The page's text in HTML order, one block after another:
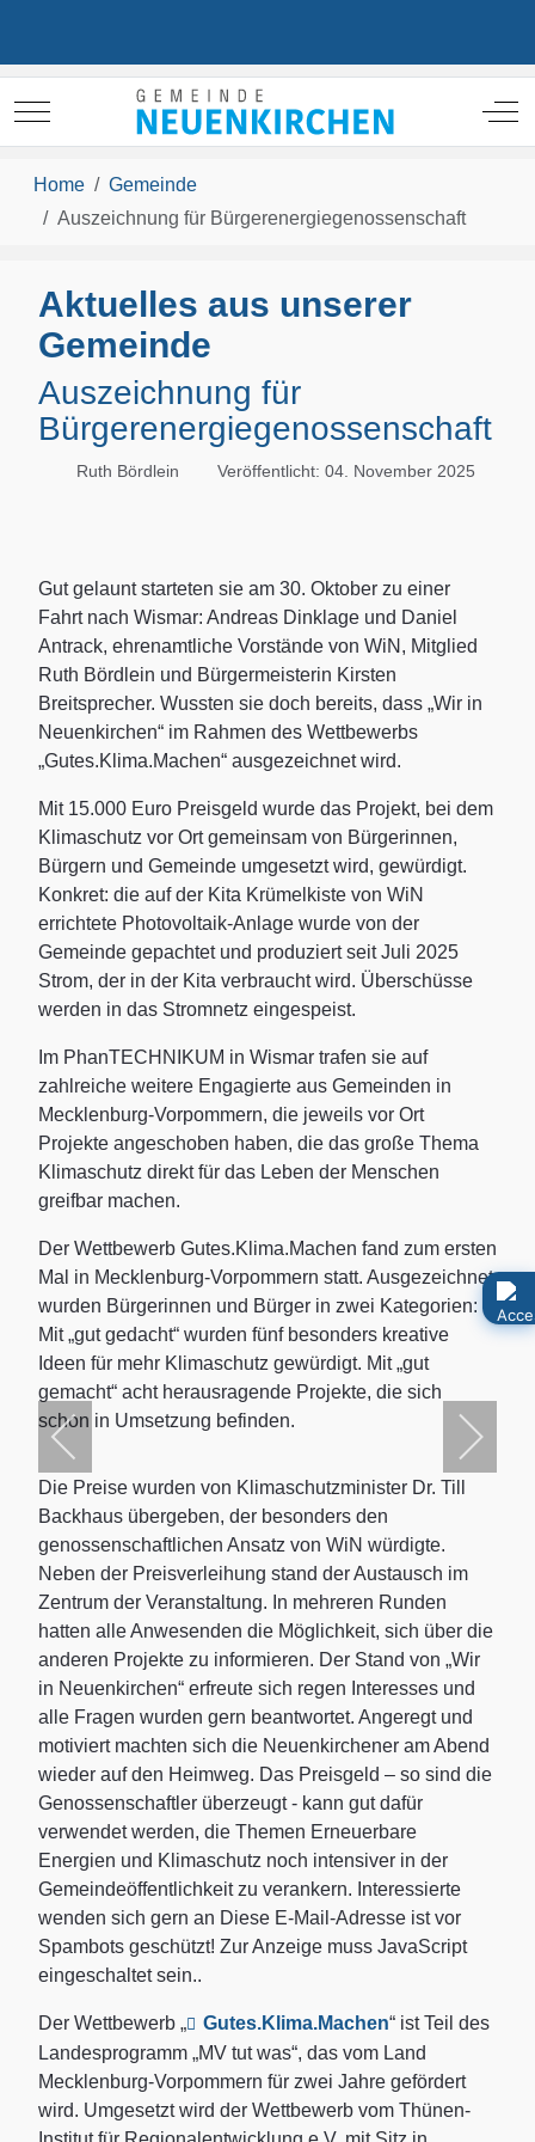
Mobile Menu Toggle Off-
Home
Gemeinde
Auszeichnung für Bürgerenergiegenossenschaft
Aktuelles aus unserer
Gemeinde
Auszeichnung für
Bürgerenergiegenossenschaft
Ruth Bördlein Veröffentlicht: 04. November 2025
Gut gelaunt starteten sie am 30. Oktober zu einer
Fahrt nach Wismar: Andreas Dinklage und Daniel
Antrack, ehrenamtliche Vorstände von WiN, Mitglied
Ruth Bördlein und Bürgermeisterin Kirsten
Breitsprecher. Wussten sie doch bereits, dass „Wir in
Neuenkirchen“ im Rahmen des Wettbewerbs
„Gutes.Klima.Machen“ ausgezeichnet wird.
Mit 15.000 Euro Preisgeld wurde das Projekt, bei dem
Klimaschutz vor Ort gemeinsam von Bürgerinnen,
Bürgern und Gemeinde umgesetzt wird, gewürdigt.
Konkret: die auf der Kita Krümelkiste von WiN
errichtete Photovoltaik-Anlage wurde von der
Gemeinde gepachtet und produziert seit Juli 2025
Strom, der in der Kita verbraucht wird. Überschüsse
werden in das Stromnetz eingespeist.
Im PhanTECHNIKUM in Wismar trafen sie auf
zahlreiche weitere Engagierte aus Gemeinden in
Mecklenburg-Vorpommern, die jeweils vor Ort
Projekte angeschoben haben, die das große Thema
Klimaschutz direkt für das Leben der Menschen
greifbar machen.
Der Wettbewerb Gutes.Klima.Machen fand zum ersten
Mal in Mecklenburg-Vorpommern statt. Ausgezeichnet
wurden Bürgerinnen und Bürger in zwei Kategorien:
Mit „gut gedacht“ wurden fünf besonders kreative
Ideen für mehr Klimaschutz gewürdigt. Mit „gut
gemacht“ acht herausragende Projekte, die sich
schon in Umsetzung befinden.
Die Preise wurden von Klimaschutzminister Dr. Till
Backhaus übergeben, der besonders den
genossenschaftlichen Ansatz von WiN würdigte.
Neben der Preisverleihung stand der Austausch im
Zentrum der Veranstaltung. In mehreren Runden
hatten alle Anwesenden die Möglichkeit, sich über die
anderen Projekte zu informieren. Der Stand von „Wir
in Neuenkirchen“ erfreute sich regen Interesses und
alle Fragen wurden gern beantwortet. Angeregt und
motiviert machten sich die Neuenkirchener am Abend
wieder auf den Heimweg. Das Preisgeld – so sind die
Genossenschaftler überzeugt - kann gut dafür
verwendet werden, die Themen Erneuerbare
Energien und Klimaschutz noch intensiver in der
Gemeindeöffentlichkeit zu verankern. Interessierte
wenden sich gern an Diese E-Mail-Adresse ist vor
Spambots geschützt! Zur Anzeige muss JavaScript
eingeschaltet sein..
Der Wettbewerb „ Gutes.Klima.Machen“ ist Teil des
Landesprogramm „MV tut was“, das vom Land
Mecklenburg-Vorpommern für zwei Jahre gefördert
wird. Umgesetzt wird der Wettbewerb vom Thünen-